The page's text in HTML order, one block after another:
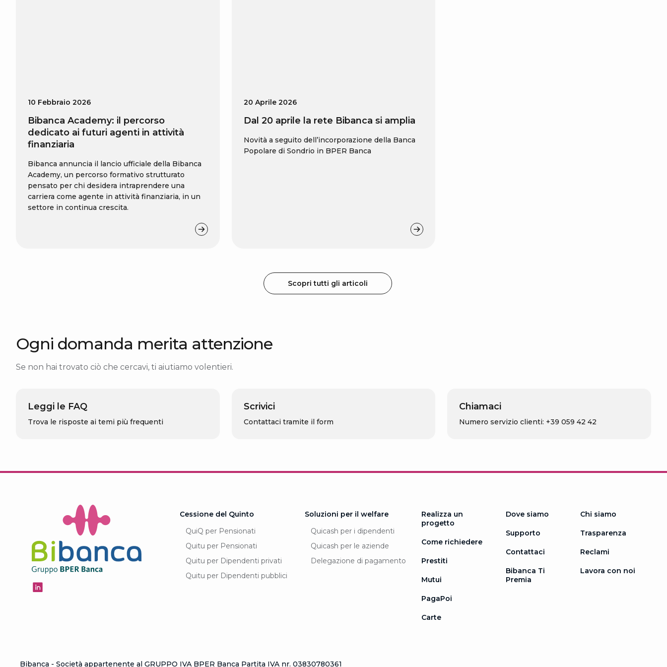
10 Febbraio 2026
Bibanca Academy: il percorso
dedicato ai futuri agenti in attività
finanziaria
Bibanca annuncia il lancio ufficiale della Bibanca
Academy, un percorso formativo strutturato
pensato per chi desidera intraprendere una
carriera come agente in attività finanziaria, in un
settore in continua crescita.
20 Aprile 2026
Dal 20 aprile la rete Bibanca si amplia
Novità a seguito dell’incorporazione della Banca
Popolare di Sondrio in BPER Banca
Scopri tutti gli articoli
Ogni domanda merita attenzione
Se non hai trovato ciò che cercavi, ti aiutiamo volentieri.
Leggi le FAQ
Trova le risposte ai temi più frequenti
Scrivici
Contattaci tramite il form
Chiamaci
Numero servizio clienti: +39 059 42 42
Cessione del Quinto
QuiQ per Pensionati
Quitu per Pensionati
Quitu per Dipendenti privati
Quitu per Dipendenti pubblici
Soluzioni per il welfare
Quicash per i dipendenti
Quicash per le aziende
Delegazione di pagamento
Realizza un
progetto
Come richiedere
Prestiti
Mutui
PagaPoi
Carte
Dove siamo
Supporto
Contattaci
Bibanca Ti
Premia
Chi siamo
Trasparenza
Reclami
Lavora con noi
Bibanca - Società appartenente al GRUPPO IVA BPER Banca Partita IVA nr. 03830780361